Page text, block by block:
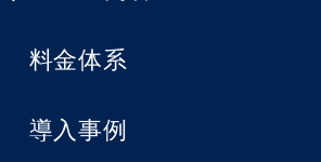
料金体系
導入事例